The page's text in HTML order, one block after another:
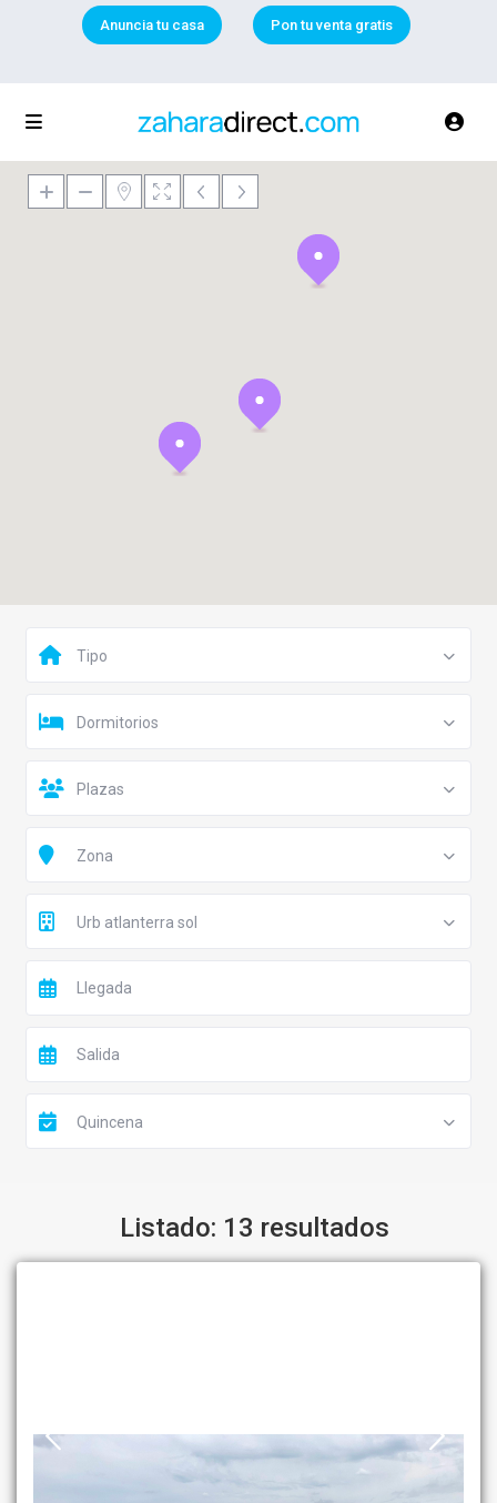
Anuncia tu casa Pon tu venta gratis
Tipo
Dormitorios
Plazas
Zona
Urb atlanterra sol
Quincena
Listado: 13 resultados